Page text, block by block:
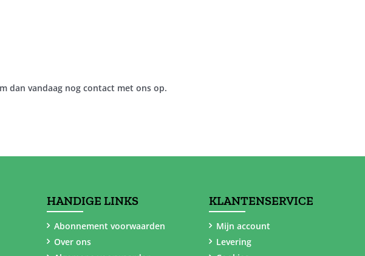
dan vandaag nog contact met ons op.
HANDIGE LINKS
Abonnement voorwaarden
Over ons
KLANTENSERVICE
Mijn account
Levering